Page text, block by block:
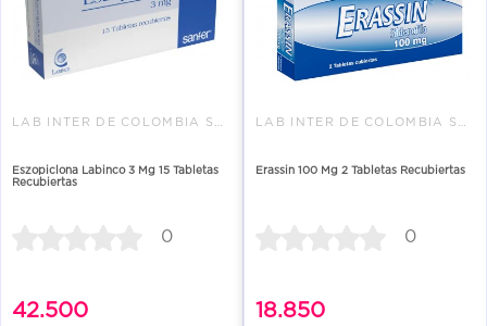
Eszopiclona Labinco 3 Mg 15 Tabletas
Recubiertas
0
42.500
Erassin 100 Mg 2 Tabletas Recubiertas
0
18.850